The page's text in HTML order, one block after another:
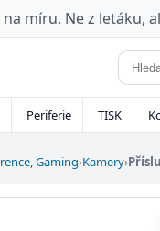
míru. Ne z letáku,
Periferie TISK
Gaming›Kamery›